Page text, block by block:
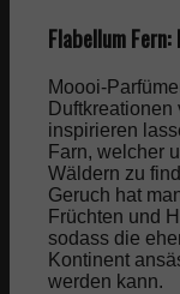
Flabellum
Moooi-
inspirieren
Farn, welcher
Wäldern zu
Geruch hat
Früchten und
sodass die
Kontinent
werden kann.